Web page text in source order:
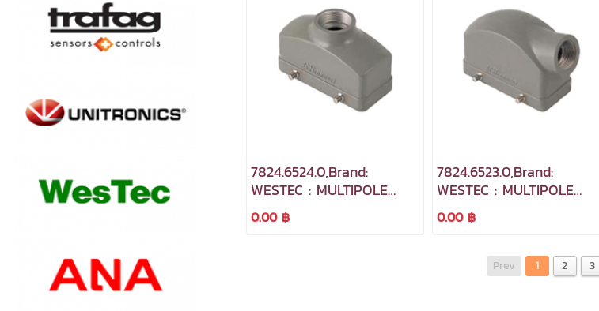
7824.6524.0,Brand:
WESTEC : MULTIPOLE
INDUSTRIAL
CONNECTORS,
0.00 ฿
7824.6523.0,Brand:
WESTEC : MULTIPOLE
INDUSTRIAL
CONNECTORS
0.00 ฿
Prev 1 2 3